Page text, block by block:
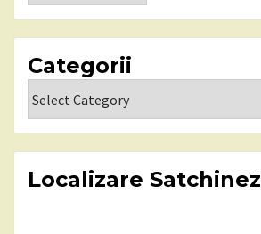
Categorii
Localizare Satchinez